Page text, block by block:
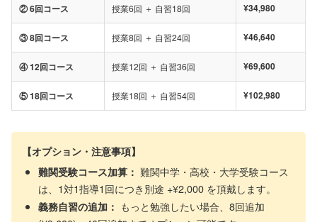
② 6回コース 授業6回 ＋ 自習18回 ¥34,980
③ 8回コース 授業8回 ＋ 自習24回 ¥46,640
④ 12回コース 授業12回 ＋ 自習36回 ¥69,600
⑤ 18回コース 授業18回 ＋ 自習54回 ¥102,980
【オプション・注意事項】
難関受験コース加算： 難関中学・高校・大学受験コース
は、1対1指導1回につき別途 +¥2,000 を頂戴します。
義務自習の追加： もっと勉強したい場合、8回追加